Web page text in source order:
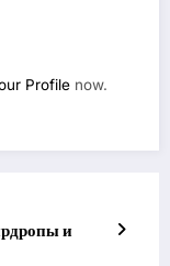
Profile now.
и